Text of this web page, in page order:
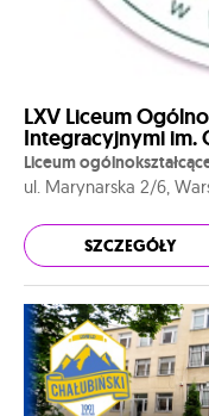
LXV Liceum
Integracyjnymi im.
Liceum
ul. Marynarska 2/6,
SZCZEGÓŁY